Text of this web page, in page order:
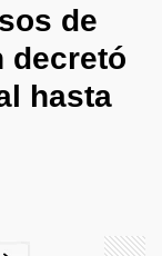
de
decretó
hasta